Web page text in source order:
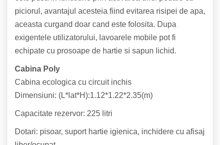
piciorul, avantajul acesteia fiind evitarea risipei de apa,
aceasta curgand doar cand este folosita. Dupa
exigentele utilizatorului, lavoarele mobile pot fi
echipate cu prosoape de hartie si sapun lichid.
Cabina Poly
Cabina ecologica cu circuit inchis
Dimensiuni: (L*lat*H):1.12*1.22*2.35(m)
Capacitate rezervor: 225 litri
Dotari: pisoar, suport hartie igienica, inchidere cu afisaj